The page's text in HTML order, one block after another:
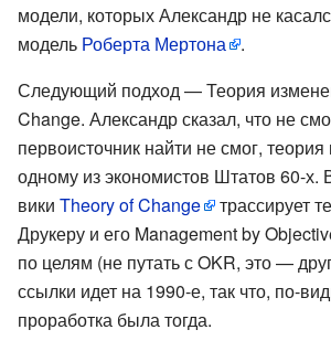
модели, которых Александр не
модель Роберта Мертона
.
Следующий подход — Теория
Change. Александр сказал, что не
первоисточник найти не смог, теория
одному из экономистов Штатов 60-х.
вики Theory of Change
трассирует
Друкеру и его Management by
по целям (не путать с OKR, это —
ссылки идет на 1990-е, так что, по-
проработка была тогда.